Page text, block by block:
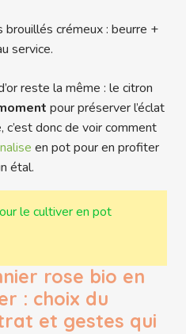
crémeux : beurre +
service.
reste la même : le citron
pour préserver l’éclat
donc de voir comment
en pot pour en profiter
étal.
le cultiver en pot
rose bio en
: choix du
et gestes qui